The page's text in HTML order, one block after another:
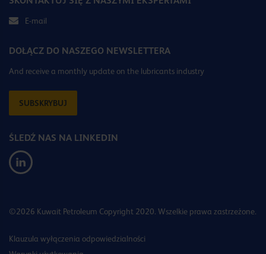
E-mail
DOŁĄCZ DO NASZEGO NEWSLETTERA
And receive a monthly update on the lubricants industry
SUBSKRYBUJ
ŚLEDŹ NAS NA LINKEDIN
©2026 Kuwait Petroleum Copyright 2020. Wszelkie prawa zastrzeżone.
Klauzula wyłączenia odpowiedzialności